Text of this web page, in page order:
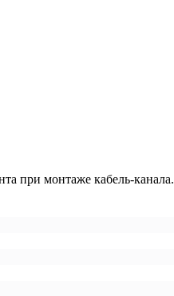
при монтаже кабель-канала.